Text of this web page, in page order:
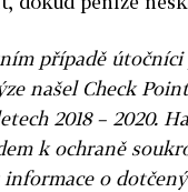
případě útočníci
našel Check
2018 – 2020.
k ochraně
o